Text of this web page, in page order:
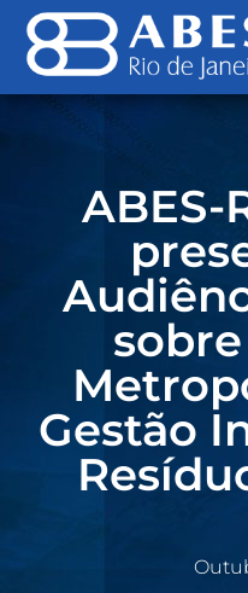
ABES-
Gestão